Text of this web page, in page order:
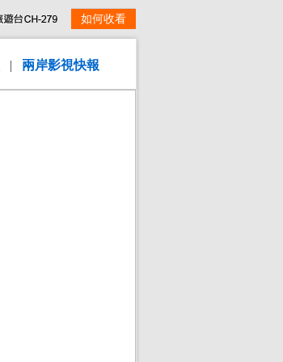
如何收看
| 兩岸影視快報